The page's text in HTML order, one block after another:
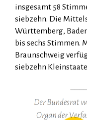
insgesamt 58
siebzehn. Die
Württemberg,
bis sechs Stimmen.
Braunschweig
siebzehn